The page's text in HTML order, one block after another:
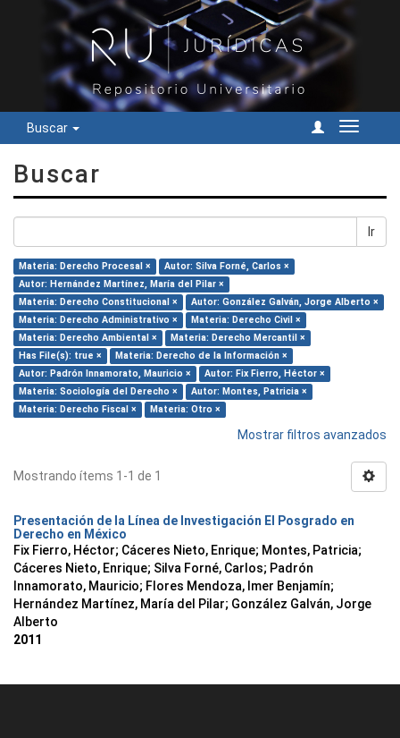
Buscar
Cambiar
Buscar
Ir
Materia: Derecho Procesal ×
Autor: Silva Forné, Carlos ×
Autor: Hernández Martínez, María del Pilar ×
Materia: Derecho Constitucional ×
Autor: González Galván, Jorge Alberto ×
Materia: Derecho Administrativo ×
Materia: Derecho Civil ×
Materia: Derecho Ambiental ×
Materia: Derecho Mercantil ×
Has File(s): true ×
Materia: Derecho de la Información ×
Autor: Padrón Innamorato, Mauricio ×
Autor: Fix Fierro, Héctor ×
Materia: Sociología del Derecho ×
Autor: Montes, Patricia ×
Materia: Derecho Fiscal ×
Materia: Otro ×
Mostrar filtros avanzados
Mostrando ítems 1-1 de 1
Presentación de la Línea de Investigación El Posgrado en
Derecho en México
Fix Fierro, Héctor; Cáceres Nieto, Enrique; Montes, Patricia;
Cáceres Nieto, Enrique; Silva Forné, Carlos; Padrón
Innamorato, Mauricio; Flores Mendoza, Imer Benjamín;
Hernández Martínez, María del Pilar; González Galván, Jorge
Alberto
2011